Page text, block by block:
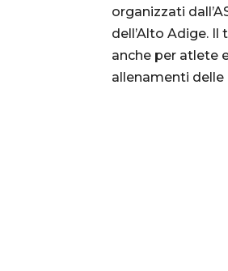
organizzati
dell’Alto Adige.
anche per atlete
allenamenti delle